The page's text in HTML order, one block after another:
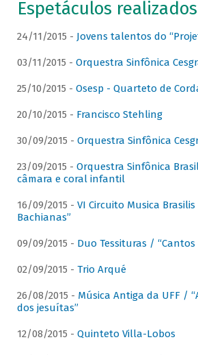
Espetáculos realizados
24/11/2015 - Jovens talentos do
03/11/2015 - Orquestra Sinfônica
25/10/2015 - Osesp - Quarteto de
20/10/2015 - Francisco Stehling
30/09/2015 - Orquestra Sinfônica
23/09/2015 - Orquestra Sinfônica
câmara e coral infantil
16/09/2015 - VI Circuito Musica
Bachianas”
09/09/2015 - Duo Tessituras /
02/09/2015 - Trio Arqué
26/08/2015 - Música Antiga da UFF /
dos jesuítas”
12/08/2015 - Quinteto Villa-Lobos